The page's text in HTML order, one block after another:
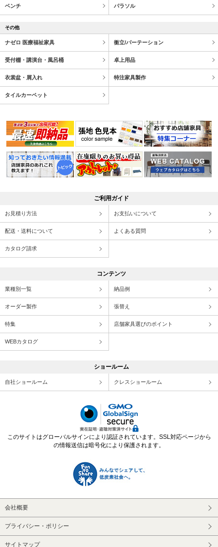
ベンチ パラソル
その他
ナゼロ 医療福祉家具 衝立/パーテーション
受付棚・講演台・風呂桶 卓上用品
衣裳盆・屑入れ 特注家具製作
タイルカーペット
ご利用ガイド
お見積り方法 お支払いについて
配送・送料について よくある質問
カタログ請求
コンテンツ
業種別一覧 納品例
オーダー製作 張替え
特集 店舗家具選びのポイント
WEBカタログ
ショールーム
自社ショールーム クレスショールーム
このサイトはグローバルサインにより認証されています。SSL対応ページから
の情報送信は暗号化により保護されます。
会社概要
プライバシー・ポリシー
サイトマップ